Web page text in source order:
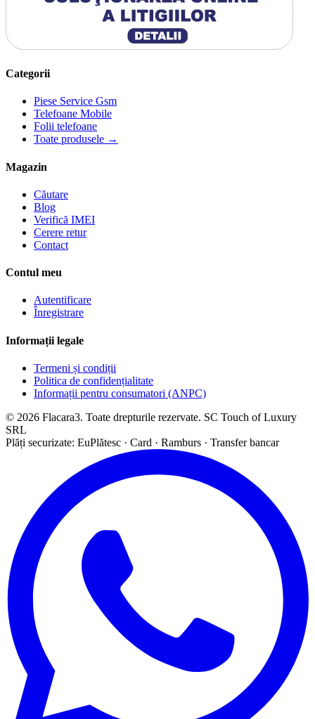
Categorii
Piese Service Gsm
Telefoane Mobile
Folii telefoane
Toate produsele →
Magazin
Căutare
Blog
Verifică IMEI
Cerere retur
Contact
Contul meu
Autentificare
Înregistrare
Informații legale
Termeni și condiții
Politica de confidențialitate
Informații pentru consumatori (ANPC)
© 2026 Flacara3. Toate drepturile rezervate. SC Touch of Luxury
SRL
Plăți securizate: EuPlătesc · Card · Ramburs · Transfer bancar